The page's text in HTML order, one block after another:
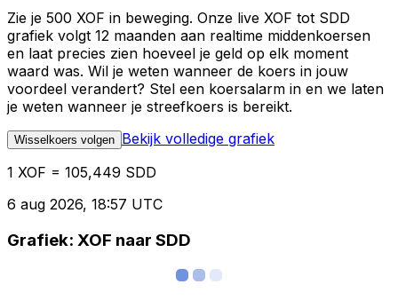
Zie je 500 XOF in beweging. Onze live XOF tot SDD
grafiek volgt 12 maanden aan realtime middenkoersen
en laat precies zien hoeveel je geld op elk moment
waard was. Wil je weten wanneer de koers in jouw
voordeel verandert? Stel een koersalarm in en we laten
je weten wanneer je streefkoers is bereikt.
Wisselkoers volgen Bekijk volledige grafiek
1 XOF = 105,449 SDD
6 aug 2026, 18:57 UTC
Grafiek: XOF naar SDD